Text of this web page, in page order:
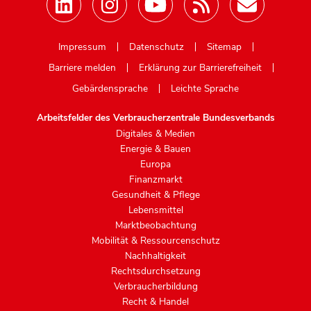
Impressum
Datenschutz
Sitemap
Barriere melden
Erklärung zur Barrierefreiheit
Gebärdensprache
Leichte Sprache
Arbeitsfelder des Verbraucherzentrale Bundesverbands
Digitales & Medien
Energie & Bauen
Europa
Finanzmarkt
Gesundheit & Pflege
Lebensmittel
Marktbeobachtung
Mobilität & Ressourcenschutz
Nachhaltigkeit
Rechtsdurchsetzung
Verbraucherbildung
Recht & Handel